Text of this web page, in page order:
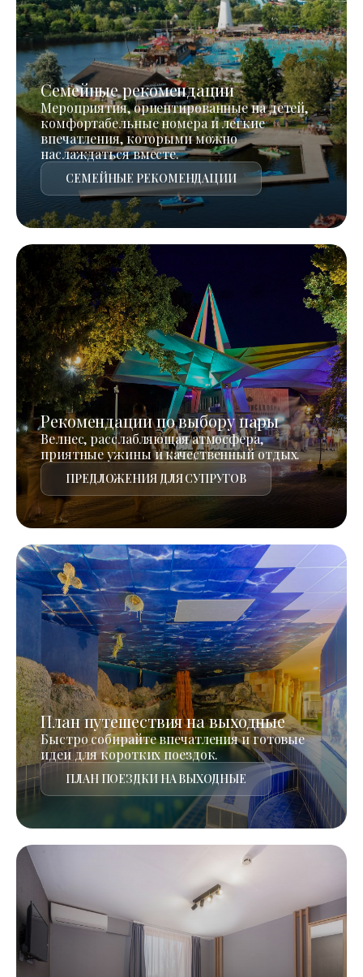
Семейные рекомендации
Мероприятия, ориентированные на детей,
комфортабельные номера и легкие
впечатления, которыми можно
наслаждаться вместе.
СЕМЕЙНЫЕ РЕКОМЕНДАЦИИ
Рекомендации по выбору пары
Велнес, расслабляющая атмосфера,
приятные ужины и качественный отдых.
ПРЕДЛОЖЕНИЯ ДЛЯ СУПРУГОВ
План путешествия на выходные
Быстро собирайте впечатления и готовые
идеи для коротких поездок.
ПЛАН ПОЕЗДКИ НА ВЫХОДНЫЕ